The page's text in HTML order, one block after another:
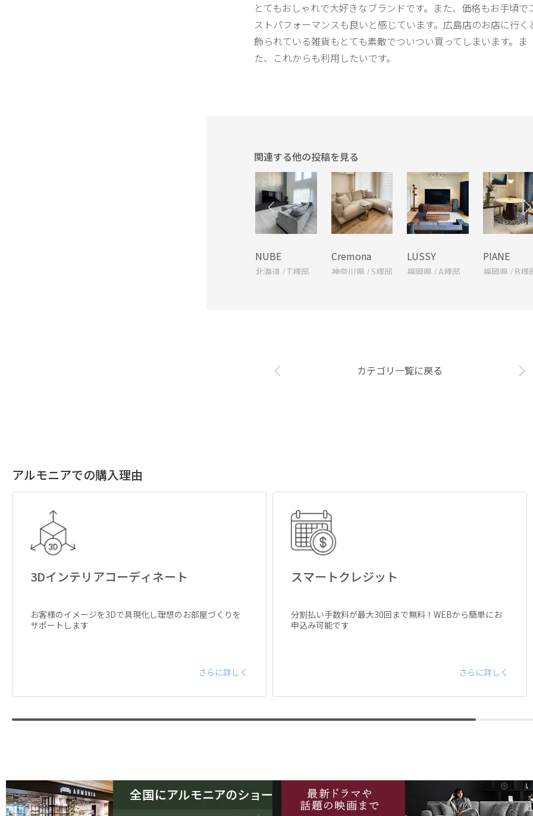
とてもおしゃれで大好きなブランドです。また、価格もお手頃で
ストパフォーマンスも良いと感じています。広島店のお店に行く
飾られている雑貨もとても素敵でついつい買ってしまいます。ま
た、これからも利用したいです。
関連する他の投稿を見る
NUBE
北海道 / T様邸
Cremona
神奈川県 / S様邸
LUSSY
福岡県 / A様邸
PIANE
福岡県 / B様
カテゴリ一覧に戻る
アルモニアでの購入理由
3Dインテリアコーディネート
お客様のイメージを3Dで具現化し理想のお部屋づくりを
サポートします
さらに詳しく
スマートクレジット
分割払い手数料が最大30回まで無料！WEBから簡単にお
申込み可能です
さらに詳しく